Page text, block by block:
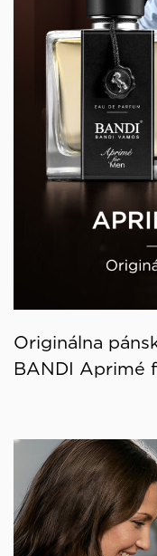
Originálna
BANDI Aprimé